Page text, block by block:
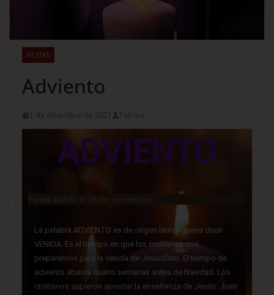
FIESTAS
Adviento
1 de diciembre de 2021 Patricia
ADVIENTO
La palabra ADVIENTO es de origen latín y quiere decir
VENIDA. Es el tiempo en que los cristianos nos
preparamos para la venida de Jesucristo. El tiempo de
adviento abarca cuatro semanas antes de Navidad. Los
cristianos supieron apreciar la enseñanza de Jesús: Juan